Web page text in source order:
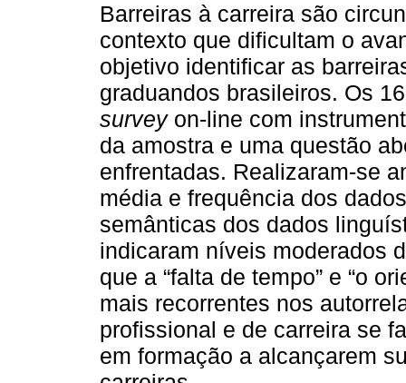
Barreiras à carreira são
contexto que dificultam o
objetivo identificar as
graduandos brasileiros. Os
surveyon-line com
da amostra e uma questão
enfrentadas. Realizaram-se
média e frequência dos
semânticas dos dados
indicaram níveis moderados
que a “falta de tempo” e “o
mais recorrentes nos
profissional e de carreira se
em formação a alcançarem